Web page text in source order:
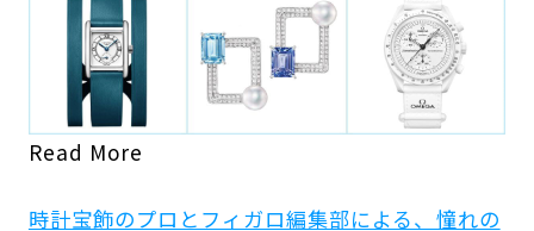
Read More
時計宝飾のプロとフィガロ編集部による、憧れの